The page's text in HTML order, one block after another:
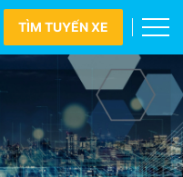
TÌM TUYẾN XE